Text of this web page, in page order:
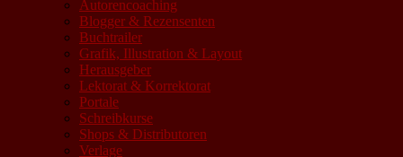
Autorencoaching
Blogger & Rezensenten
Buchtrailer
Grafik, Illustration & Layout
Herausgeber
Lektorat & Korrektorat
Portale
Schreibkurse
Shops & Distributoren
Verlage